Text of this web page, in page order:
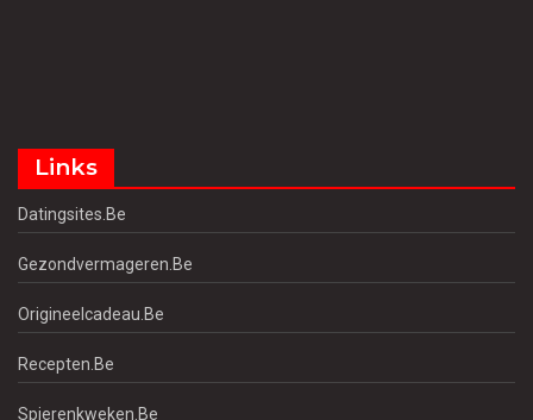
Links
Datingsites.be
Gezondvermageren.be
Origineelcadeau.be
Recepten.be
Spierenkweken.be